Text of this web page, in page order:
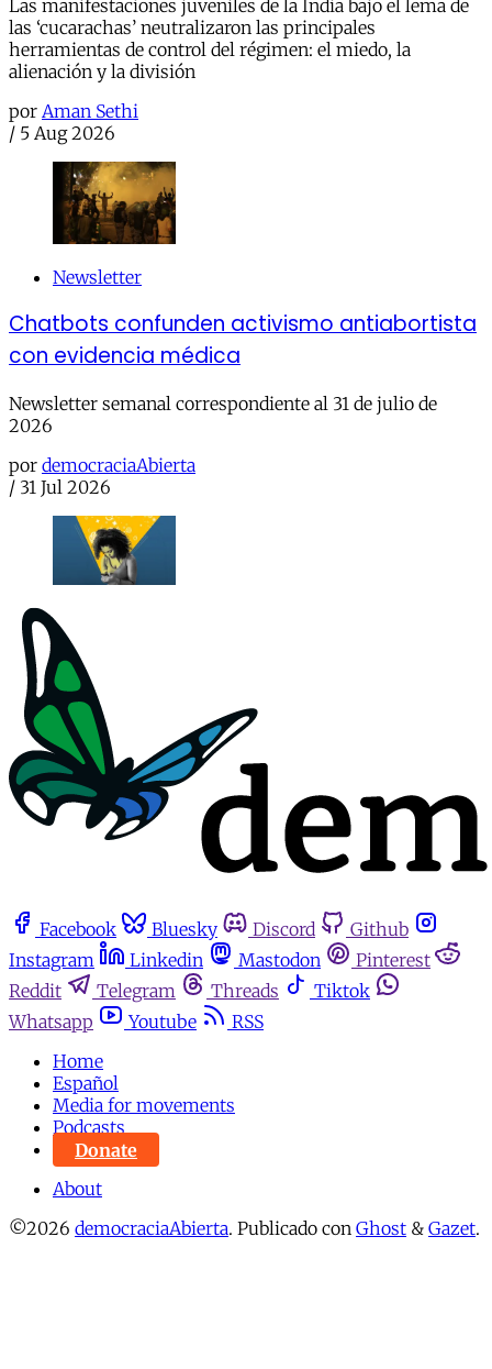
Las manifestaciones juveniles de la India bajo el lema de
las ‘cucarachas’ neutralizaron las principales
herramientas de control del régimen: el miedo, la
alienación y la división
por Aman Sethi
/ 5 Aug 2026
Newsletter
Chatbots confunden activismo antiabortista
con evidencia médica
Newsletter semanal correspondiente al 31 de julio de
2026
por democraciaAbierta
/ 31 Jul 2026
Facebook Bluesky Discord
Github
Instagram
Linkedin Mastodon
Pinterest
Reddit
Telegram Threads
Tiktok
Whatsapp
Youtube
RSS
Home
Español
Media for movements
Podcasts
Donate
About
©2026 democraciaAbierta. Publicado con Ghost & Gazet.